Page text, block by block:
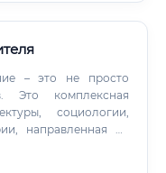
– это не просто
Это комплексная
социологии,
направленная на
Специалист в этой